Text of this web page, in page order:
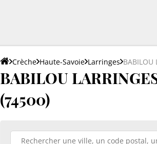
Crèche Haute-Savoie Larringes BABILOU
BABILOU
(74500)